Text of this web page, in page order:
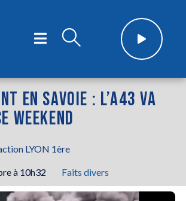
EN SAVOIE : L’A43 VA
WEEKEND
LYON 1ère
à 10h32 Faits divers